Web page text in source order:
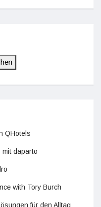
QHotels
daparto
with Tory Burch
für den Alltag